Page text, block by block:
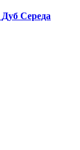
Дуб Середа